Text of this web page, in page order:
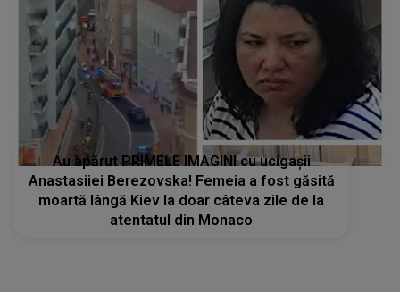
Au apărut PRIMELE IMAGINI cu ucigașii
Anastasiiei Berezovska! Femeia a fost găsită
moartă lângă Kiev la doar câteva zile de la
atentatul din Monaco